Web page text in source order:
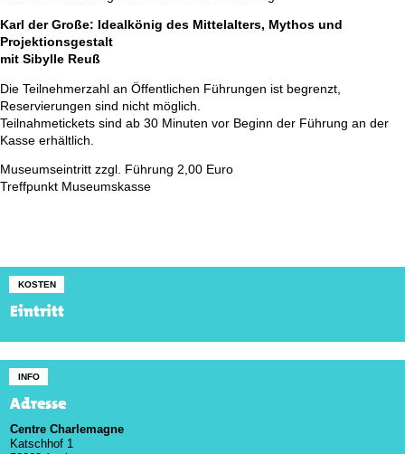
Karl der Große: Idealkönig des Mittelalters, Mythos und
Projektionsgestalt
mit Sibylle Reuß
Die Teilnehmerzahl an Öffentlichen Führungen ist begrenzt,
Reservierungen sind nicht möglich.
Teilnahmetickets sind ab 30 Minuten vor Beginn der Führung an der
Kasse erhältlich.
Museumseintritt zzgl. Führung 2,00 Euro
Treffpunkt Museumskasse
KOSTEN
Eintritt
INFO
Adresse
Centre Charlemagne
Katschhof 1